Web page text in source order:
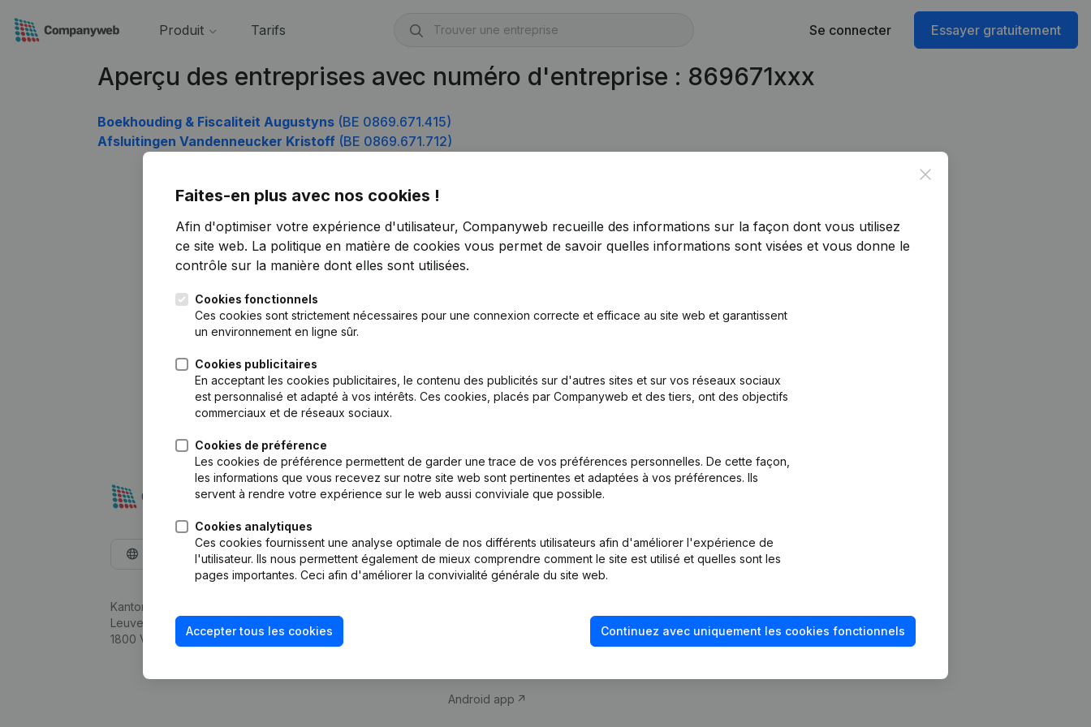
Produit Tarifs Se connecter Essayer gratuitement
Aperçu des entreprises avec numéro d'entreprise : 869671xxx
Boekhouding & Fiscaliteit Augustyns (BE 0869.671.415)
Afsluitingen Vandenneucker Kristoff (BE 0869.671.712)
Close
Faites-en plus avec nos cookies !
Afin d'optimiser votre expérience d'utilisateur, Companyweb recueille des informations sur la façon dont vous utilisez
ce site web. La politique en matière de cookies vous permet de savoir quelles informations sont visées et vous donne le
contrôle sur la manière dont elles sont utilisées.
Cookies fonctionnels
Ces cookies sont strictement nécessaires pour une connexion correcte et efficace au site web et garantissent
un environnement en ligne sûr.
Cookies publicitaires
En acceptant les cookies publicitaires, le contenu des publicités sur d'autres sites et sur vos réseaux sociaux
est personnalisé et adapté à vos intérêts. Ces cookies, placés par Companyweb et des tiers, ont des objectifs
commerciaux et de réseaux sociaux.
Cookies de préférence
Les cookies de préférence permettent de garder une trace de vos préférences personnelles. De cette façon,
les informations que vous recevez sur notre site web sont pertinentes et adaptées à vos préférences. Ils
servent à rendre votre expérience sur le web aussi conviviale que possible.
Cookies analytiques
Ces cookies fournissent une analyse optimale de nos différents utilisateurs afin d'améliorer l'expérience de
l'utilisateur. Ils nous permettent également de mieux comprendre comment le site est utilisé et quelles sont les
pages importantes. Ceci afin d'améliorer la convivialité générale du site web.
Accepter tous les cookies Continuez avec uniquement les cookies fonctionnels
Français
Kantorenpark Everest
Leuvensesteenweg 248D,
1800 Vilvoorde
Produit
d’entreprise
Monitoring
Android app
fraude
Consulter des comptes annuels
Vérification de la solvabilité